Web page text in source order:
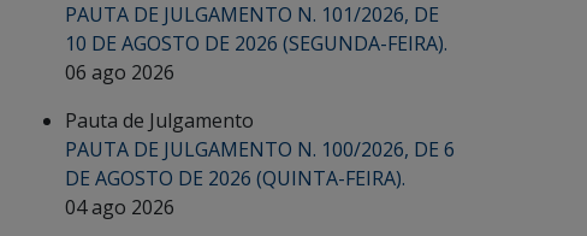
PAUTA DE JULGAMENTO N. 101/2026, DE
10 DE AGOSTO DE 2026 (SEGUNDA-FEIRA).
06 ago 2026
Pauta de Julgamento
PAUTA DE JULGAMENTO N. 100/2026, DE 6
DE AGOSTO DE 2026 (QUINTA-FEIRA).
04 ago 2026